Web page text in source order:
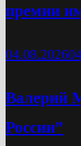
премии
04.08.2026
Валерий
России”